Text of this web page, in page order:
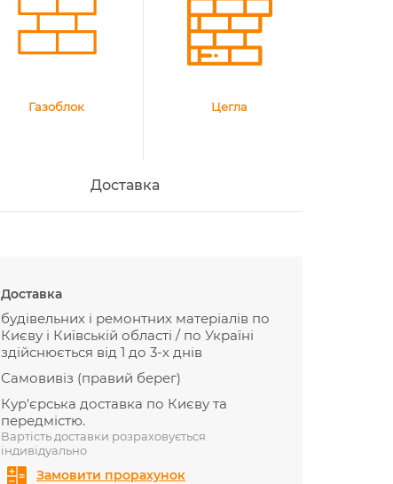
Газоблок Цегла
Доставка
Доставка
будівельних і ремонтних матеріалів по
Києву і Київській області / по Україні
здійснюється від 1 до 3-х днів
Самовивіз (правий берег)
Кур'єрська доставка по Києву та
передмістю.
Вартість доставки розраховується
індивідуально
Замовити прорахунок